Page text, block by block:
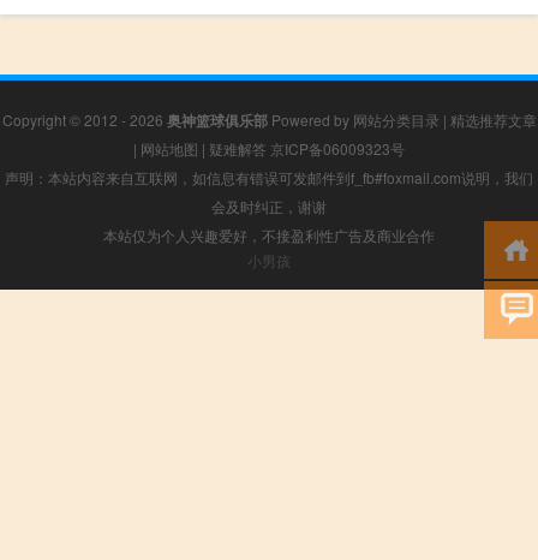
Copyright © 2012 - 2026 奥神篮球俱乐部Powered by 网站分类目录 | 精选推荐文章
| 网站地图 | 疑难解答 京ICP备06009323号
声明：本站内容来自互联网，如信息有错误可发邮件到f_fb#foxmail.com说明，我们
会及时纠正，谢谢
本站仅为个人兴趣爱好，不接盈利性广告及商业合作
小男孩